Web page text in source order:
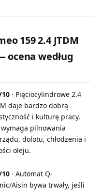
159 2.4 JTDM
ocena według
· Pięciocylindrowe 2.4
daje bardzo dobrą
i kulturę pracy,
pilnowania
dolotu, chłodzenia i
oleju.
· Automat Q-
Aisin bywa trwały, jeśli